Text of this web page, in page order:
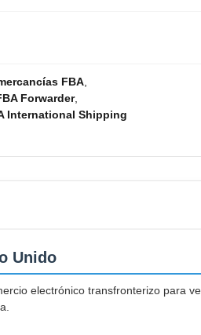
FBA
Forwarder,
International Shipping
Unido
electrónico transfronterizo para